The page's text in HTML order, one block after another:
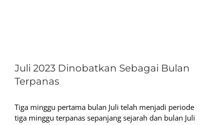
Larger
Image
Juli 2023 Dinobatkan Sebagai Bulan
Terpanas
Tiga minggu pertama bulan Juli telah menjadi periode
tiga minggu terpanas sepanjang sejarah dan bulan Juli